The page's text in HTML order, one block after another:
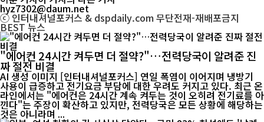
hyz7302@daum.net
ⓒ 인터내셔널포커스 & dspdaily.com 무단전재-재배포금지
BEST뉴스
"에어컨 24시간 켜두면 더 절약?"…전력당국이 알려준 진
짜 절전 비결
AI 생성 이미지 [인터내셔널포커스] 연일 폭염이 이어지며 냉방기
사용이 급증하고 전기요금 부담에 대한 우려도 커지고 있다. 최근 온
라인에서는 "에어컨은 24시간 계속 켜두는 것이 오히려 전기료를 아
낀다"는 주장이 확산하고 있지만, 전력당국은 모든 상황에 해당하는
것은 아니라며 ...